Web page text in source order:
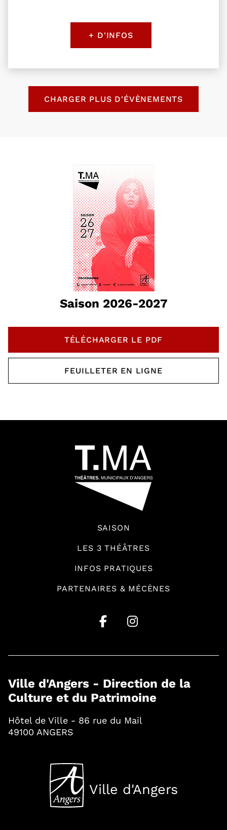
+ D'INFOS
CHARGER PLUS D'ÉVÈNEMENTS
Saison 2026-2027
TÉLÉCHARGER LE PDF, OUVRE UNE NOUVELLE
FEUILLETER EN LIGNE, OUVRE UNE NOUVELLE
SAISON
LES 3 THÉÂTRES
INFOS PRATIQUES
PARTENAIRES & MÉCÈNES
Ville d'Angers - Direction de la
Culture et du Patrimoine
Hôtel de Ville - 86 rue du Mail
49100 ANGERS
Ville d'Angers
, Ouvre une nouvelle